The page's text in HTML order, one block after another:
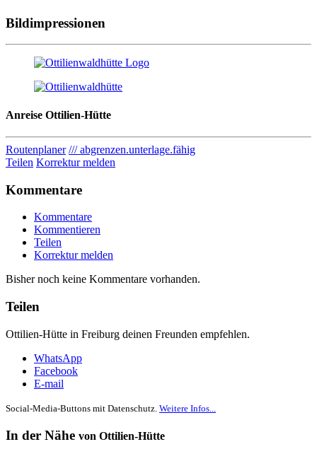
Bildimpressionen
Anreise Ottilien-Hütte
Routenplaner /// abgrenzen.unterlage.fähig
Teilen Korrektur melden
Kommentare
Kommentare
Kommentieren
Teilen
Korrektur melden
Bisher noch keine Kommentare vorhanden.
Teilen
Ottilien-Hütte in Freiburg deinen Freunden empfehlen.
WhatsApp
Facebook
E-mail
Social-Media-Buttons mit Datenschutz. Weitere Infos...
In der Nähe von Ottilien-Hütte